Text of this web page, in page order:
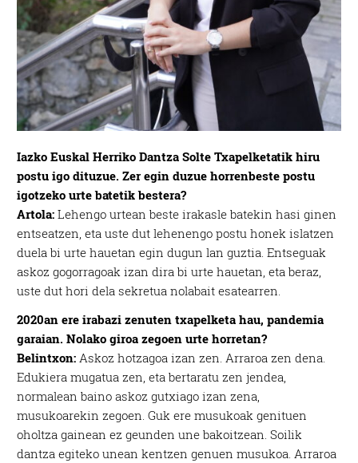
Iazko Euskal Herriko Dantza Solte Txapelketatik hiru
postu igo dituzue. Zer egin duzue horrenbeste postu
igotzeko urte batetik bestera?
Artola:Lehengo urtean beste irakasle batekin hasi ginen
entseatzen, eta uste dut lehenengo postu honek islatzen
duela bi urte hauetan egin dugun lan guztia. Entseguak
askoz gogorragoak izan dira bi urte hauetan, eta beraz,
uste dut hori dela sekretua nolabait esatearren.
2020an ere irabazi zenuten txapelketa hau, pandemia
garaian. Nolako giroa zegoen urte horretan?
Belintxon: Askoz hotzagoa izan zen. Arraroa zen dena.
Edukiera mugatua zen, eta bertaratu zen jendea,
normalean baino askoz gutxiago izan zena,
musukoarekin zegoen. Guk ere musukoak genituen
oholtza gainean ez geunden une bakoitzean. Soilik
dantza egiteko unean kentzen genuen musukoa. Arraroa